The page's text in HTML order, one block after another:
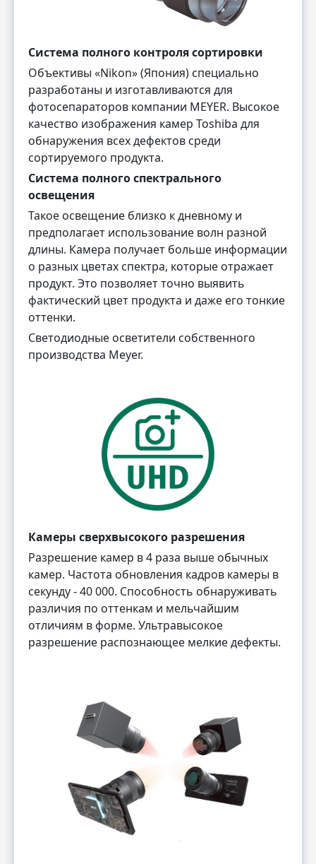
Система полного контроля сортировки
Объективы «Nikon» (Япония) специально
разработаны и изготавливаются для
фотосепараторов компании MEYER. Высокое
качество изображения камер Toshiba для
обнаружения всех дефектов среди
сортируемого продукта.
Система полного спектрального
освещения
Такое освещение близко к дневному и
предполагает использование волн разной
длины. Камера получает больше информации
о разных цветах спектра, которые отражает
продукт. Это позволяет точно выявить
фактический цвет продукта и даже его тонкие
оттенки.
Светодиодные осветители собственного
производства Meyer.
Камеры сверхвысокого разрешения
Разрешение камер в 4 раза выше обычных
камер. Частота обновления кадров камеры в
секунду - 40 000. Способность обнаруживать
различия по оттенкам и мельчайшим
отличиям в форме. Ультравысокое
разрешение распознающее мелкие дефекты.